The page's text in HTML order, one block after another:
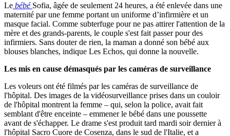
Le bébé Sofia, âgée de seulement 24 heures, a été enlevée dans une
maternité par une femme portant un uniforme d’infirmière et un
masque facial. Comme subterfuge pour ne pas attirer l'attention de la
mère et des grands-parents, le couple s'est fait passer pour des
infirmiers. Sans douter de rien, la maman a donné son bébé aux
blouses blanches, indique Les Echos, qui donne la nouvelle.
Les mis en cause démasqués par les caméras de surveillance
Les voleurs ont été filmés par les caméras de surveillance de
l'hôpital. Des images de la vidéosurveillance prises dans un couloir
de l'hôpital montrent la femme – qui, selon la police, avait fait
semblant d'être enceinte – emmener le bébé dans une poussette
avant de s'échapper. Le drame s'est produit tard mardi soir dernier à
l'hôpital Sacro Cuore de Cosenza, dans le sud de l'Italie, et a